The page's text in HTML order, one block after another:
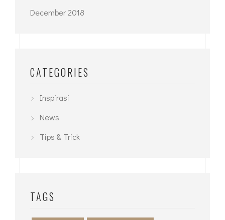
December 2018
CATEGORIES
Inspirasi
News
Tips & Trick
TAGS